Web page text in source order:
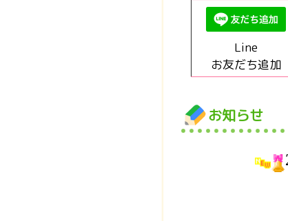
Line
お友だち追加
お知らせ